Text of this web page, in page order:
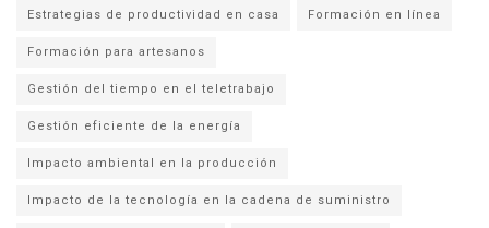
Estrategias de productividad en casa Formación en línea
Formación para artesanos
Gestión del tiempo en el teletrabajo
Gestión eficiente de la energía
Impacto ambiental en la producción
Impacto de la tecnología en la cadena de suministro